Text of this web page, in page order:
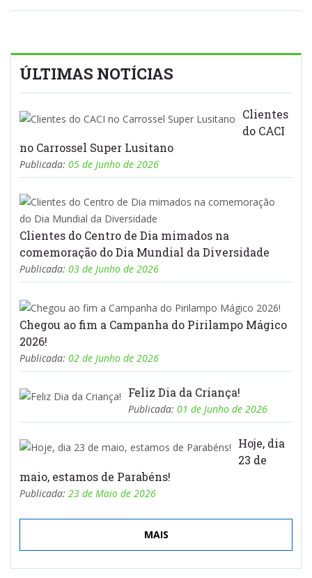
ÚLTIMAS NOTÍCIAS
Clientes
do CACI
no Carrossel Super Lusitano
Publicada: 05 de Junho de 2026
Clientes do Centro de Dia mimados na
comemoração do Dia Mundial da Diversidade
Publicada: 03 de Junho de 2026
Chegou ao fim a Campanha do Pirilampo Mágico
2026!
Publicada: 02 de Junho de 2026
Feliz Dia da Criança!
Publicada: 01 de Junho de 2026
Hoje, dia
23 de
maio, estamos de Parabéns!
Publicada: 23 de Maio de 2026
MAIS